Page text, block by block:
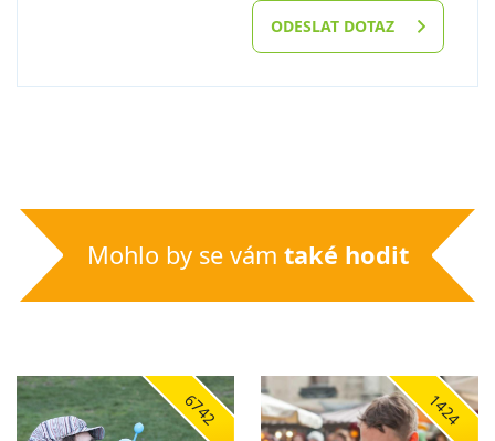
ODESLAT DOTAZ
Mohlo by se vám také hodit
6742 1424